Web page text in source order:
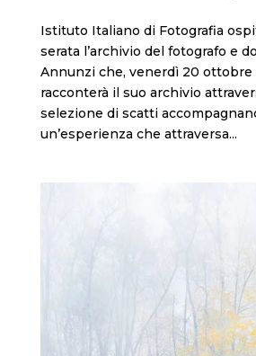
Istituto Italiano di Fotografia
serata l’archivio del fotografo e
Annunzi che, venerdì 20 ottobre
racconterà il suo archivio
selezione di scatti
un’esperienza che attraversa...